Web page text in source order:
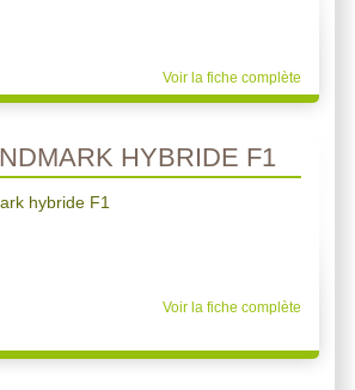
Voir la fiche complète
HYBRIDE F1
hybride F1
Voir la fiche complète